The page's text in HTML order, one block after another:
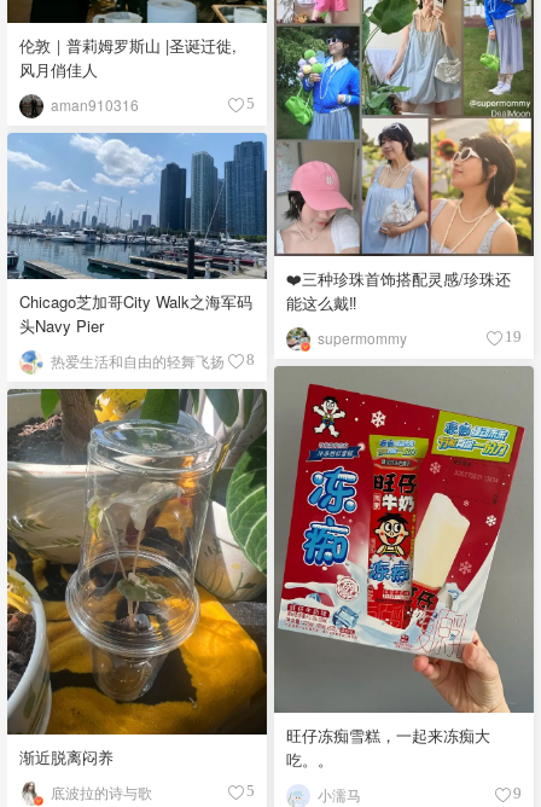
伦敦｜普莉姆罗斯山 |圣诞迁徙,
风月俏佳人
aman910316 5
❤️三种珍珠首饰搭配灵感/珍珠还
能这么戴‼️
supermommy 19
Chicago芝加哥City Walk之海军码
头Navy Pier
热爱生活和自由的轻舞飞扬 8
旺仔冻痴雪糕，一起来冻痴大
吃。。
小濡马 9
渐近脱离闷养
底波拉的诗与歌 5